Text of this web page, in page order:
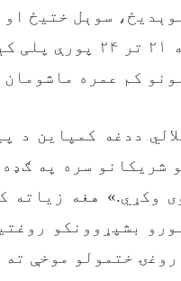
سوېل ختیځ
۱۹ ولایتونو ۱۸۷ ولسوالیو کې د
ددغه کمپاین د
شریکانو سره په
وکړي.» هغه زیاته
بشپړوونکو
ختمولو موخې ته